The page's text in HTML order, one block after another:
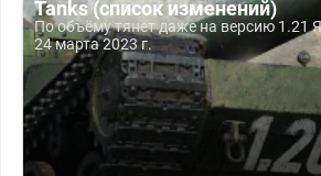
Tanks (список изменений)
По объёму тянет даже на версию 1.21
24 марта 2023 г.